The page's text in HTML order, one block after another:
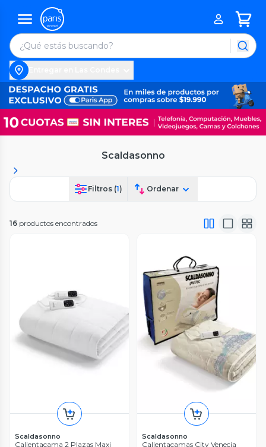
Scaldasonno
Filtros (1) Ordenar
16 productos encontrados
Scaldasonno
Calientacama 2 Plazas Maxi
Scaldasonno
Calientacamas City Venecia